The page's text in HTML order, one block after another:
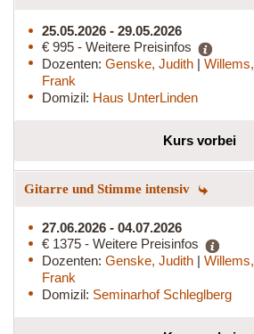
25.05.2026 - 29.05.2026
€ 995 - Weitere Preisinfos
Dozenten: Genske, Judith | Willems,
Frank
Domizil: Haus UnterLinden
Kurs vorbei
Gitarre und Stimme intensiv
27.06.2026 - 04.07.2026
€ 1375 - Weitere Preisinfos
Dozenten: Genske, Judith | Willems,
Frank
Domizil: Seminarhof Schleglberg